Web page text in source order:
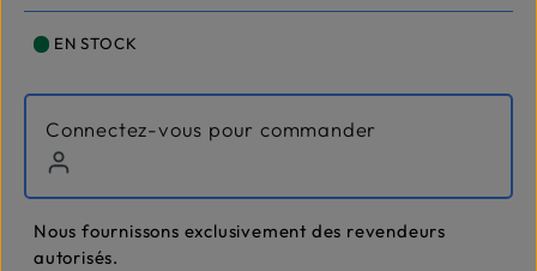
EN STOCK
Connectez-vous pour commander
Nous fournissons exclusivement des revendeurs
autorisés.